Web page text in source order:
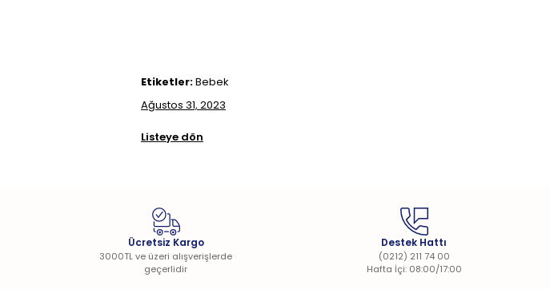
Etiketler:Bebek
Ağustos 31, 2023
Listeye dön
Ücretsiz Kargo
3000TL ve üzeri alışverişlerde
geçerlidir
Destek Hattı
(0212) 211 74 00
Hafta İçi: 08:00/17:00